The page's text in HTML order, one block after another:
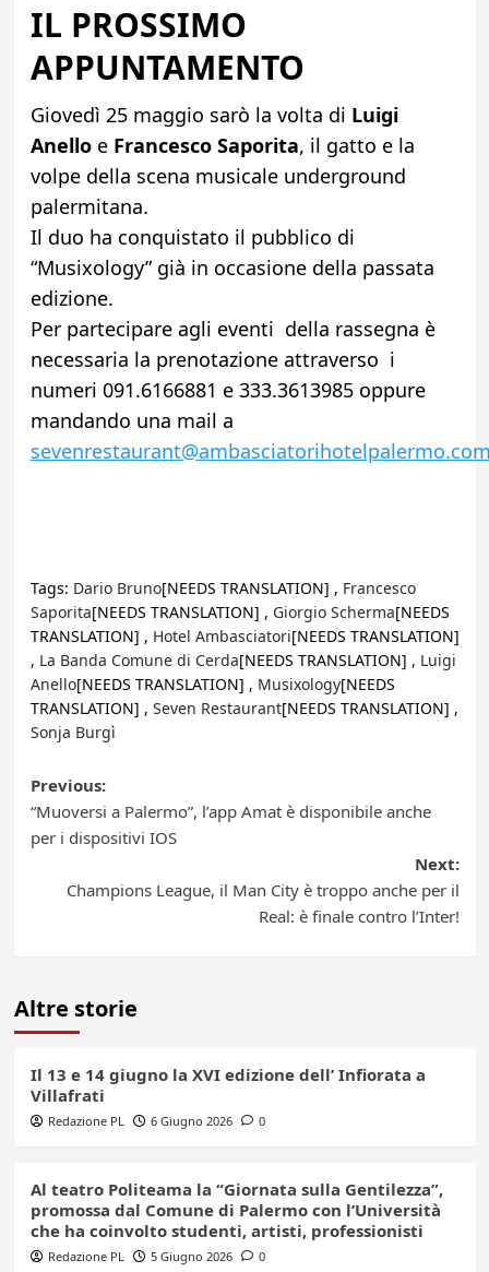
IL PROSSIMO
APPUNTAMENTO
Giovedì 25 maggio sarò la volta di Luigi
Anelloe Francesco Saporita, il gatto e la
volpe della scena musicale underground
palermitana.
Il duo ha conquistato il pubblico di
“Musixology” già in occasione della passata
edizione.
Per partecipare agli eventi della rassegna è
necessaria la prenotazione attraverso i
numeri 091.6166881 e 333.3613985 oppure
mandando una mail a
Tags: Dario Bruno[NEEDS TRANSLATION] , Francesco
Saporita[NEEDS TRANSLATION] , Giorgio Scherma[NEEDS
TRANSLATION] , Hotel Ambasciatori[NEEDS TRANSLATION]
, La Banda Comune di Cerda[NEEDS TRANSLATION] , Luigi
Anello[NEEDS TRANSLATION] , Musixology[NEEDS
TRANSLATION] , Seven Restaurant[NEEDS TRANSLATION] ,
Sonja Burgì
Post
navigation
Previous:
“Muoversi a Palermo”, l’app Amat è disponibile anche
per i dispositivi IOS
Next:
Champions League, il Man City è troppo anche per il
Real: è finale contro l’Inter!
Altre storie
Il 13 e 14 giugno la XVI edizione dell’ Infiorata a
Villafrati
Redazione PL 6 Giugno 2026 0
Al teatro Politeama la “Giornata sulla Gentilezza”,
promossa dal Comune di Palermo con l’Università
che ha coinvolto studenti, artisti, professionisti
Redazione PL 5 Giugno 2026 0